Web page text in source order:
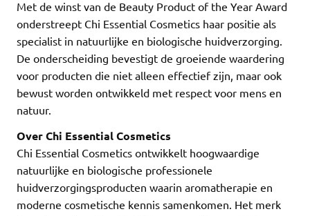
Met de winst van de Beauty Product of the Year Award
onderstreept Chi Essential Cosmetics haar positie als
specialist in natuurlijke en biologische huidverzorging.
De onderscheiding bevestigt de groeiende waardering
voor producten die niet alleen effectief zijn, maar ook
bewust worden ontwikkeld met respect voor mens en
natuur.
Over Chi Essential Cosmetics
Chi Essential Cosmetics ontwikkelt hoogwaardige
natuurlijke en biologische professionele
huidverzorgingsproducten waarin aromatherapie en
moderne cosmetische kennis samenkomen. Het merk